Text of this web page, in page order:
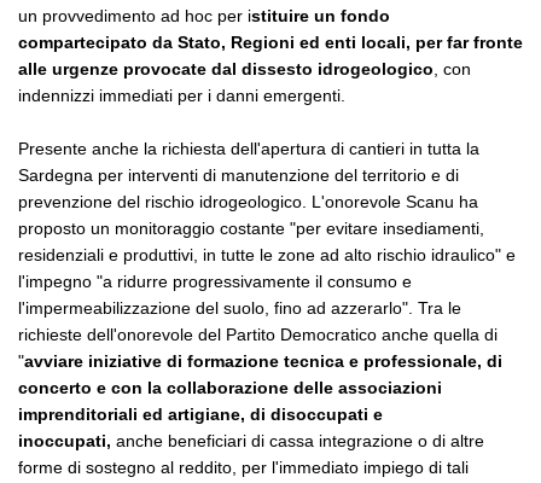
un provvedimento ad hoc per istituire un fondo
compartecipato da Stato, Regioni ed enti locali, per far fronte
alle urgenze provocate dal dissesto idrogeologico , con
indennizzi immediati per i danni emergenti.
Presente anche la richiesta dell'apertura di cantieri in tutta la
Sardegna per interventi di manutenzione del territorio e di
prevenzione del rischio idrogeologico. L'onorevole Scanu ha
proposto un monitoraggio costante "per evitare insediamenti,
residenziali e produttivi, in tutte le zone ad alto rischio idraulico" e
l'impegno "a ridurre progressivamente il consumo e
l'impermeabilizzazione del suolo, fino ad azzerarlo". Tra le
richieste dell'onorevole del Partito Democratico anche quella di
"avviare iniziative di formazione tecnica e professionale, di
concerto e con la collaborazione delle associazioni
imprenditoriali ed artigiane, di disoccupati e
inoccupati, anche beneficiari di cassa integrazione o di altre
forme di sostegno al reddito, per l'immediato impiego di tali